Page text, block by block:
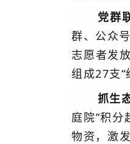
党群
群、公众
志愿者发
组成27支“
抓生
庭院”积
物资，激